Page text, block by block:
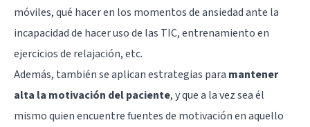
móviles, qué hacer en los momentos de ansiedad ante la
incapacidad de hacer uso de las TIC, entrenamiento en
ejercicios de relajación, etc.
Además, también se aplican estrategias para mantener
alta la motivación del paciente, y que a la vez sea él
mismo quien encuentre fuentes de motivación en aquello